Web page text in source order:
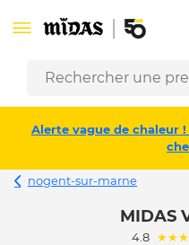
Alerte vague de chaleur
nogent-sur-marne
MIDAS
4.8 (*)
★(*)
★(*)
★